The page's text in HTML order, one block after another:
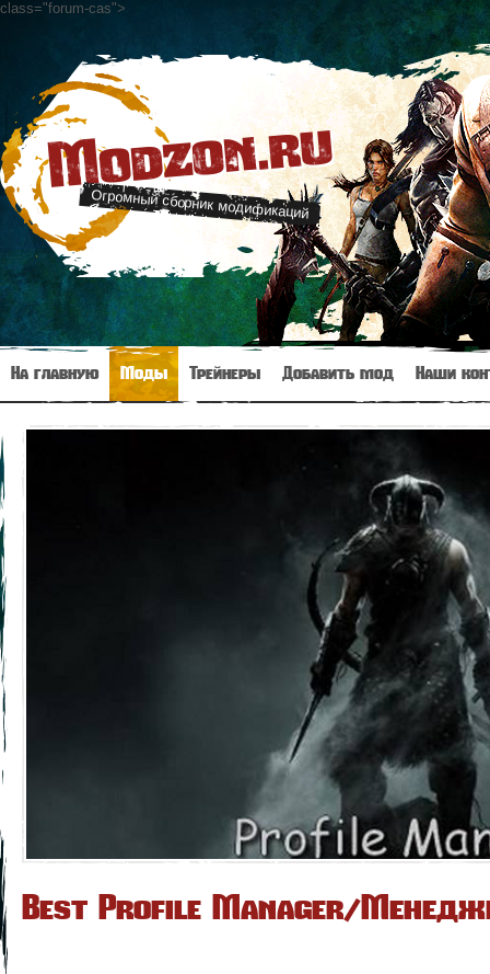
class="forum-cas">
Modzon.ru
Огромный сборник модификаций
На главную Моды Трейнеры Добавить мод Наши
Best Profile Manager/